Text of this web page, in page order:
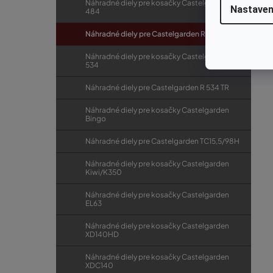
Náhradné diely pre kosačky Castelgarden R
484
Náhradné diely pre Castelgarden R 484 TR
Náhradné diely pre kosačky Castelgarden R
534
Náhradné diely pre Castelgarden R 534 TR
Náhradné diely pre kosačky Castelgarden
Bingo
Náhradné diely pre Castelgarden TC15,5/98H
Náhradné diely pre kosačky Castelgarden
Kiwi/K350
Náhradné diely pre kosačky Castelgarden
EL63
Náhradné diely pre kosačky Castelgarden
XD140HD
Náhradné diely pre kosačky Castelgarden
XDC140